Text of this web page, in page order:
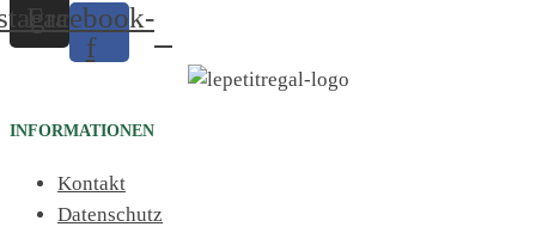
Facebook-
f
INFORMATIONEN
Kontakt
Datenschutz